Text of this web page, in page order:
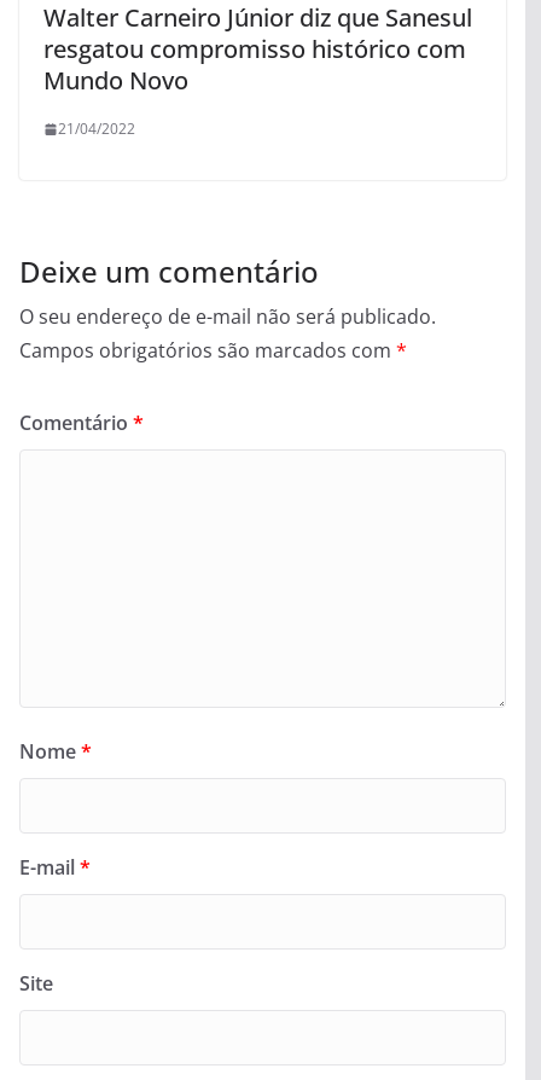
Walter Carneiro Júnior diz que Sanesul
resgatou compromisso histórico com
Mundo Novo
21/04/2022
Deixe um comentário
O seu endereço de e-mail não será publicado.
Campos obrigatórios são marcados com *
Comentário *
Nome*
E-mail*
Site